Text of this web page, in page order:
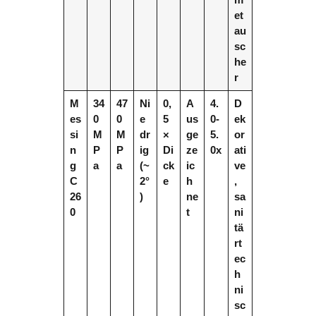
et
au
sc
he
r
M
es
si
n
g
C
26
0
34
0
M
P
a
47
0
M
P
a
Ni
e
dr
ig
(~
2°
)
0,
5
×
Di
ck
e
A
us
ge
ze
ic
h
ne
t
4.
0-
5.
0x
D
ek
or
ati
ve
,
sa
ni
tä
rt
ec
h
ni
sc